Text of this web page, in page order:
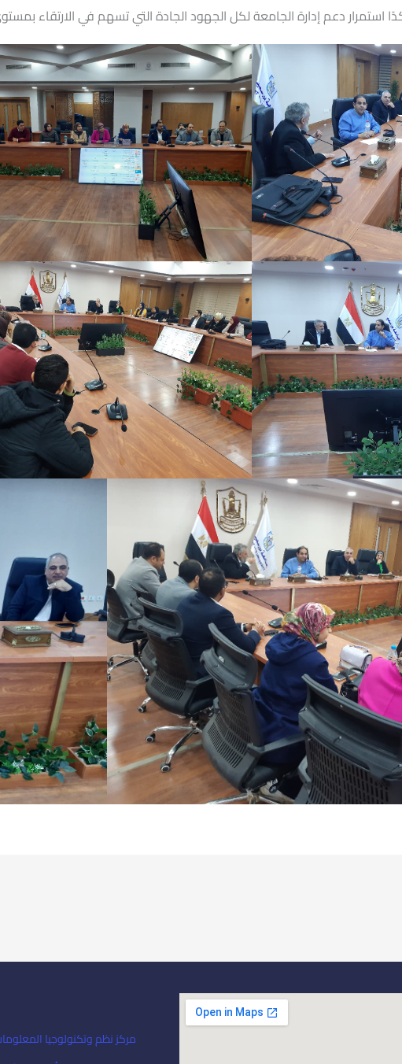
استمرار دعم إدارة الجامعة لكل الجهود الجادة التي تسهم في الارتقاء
مركز نظم وتكنولوجيا